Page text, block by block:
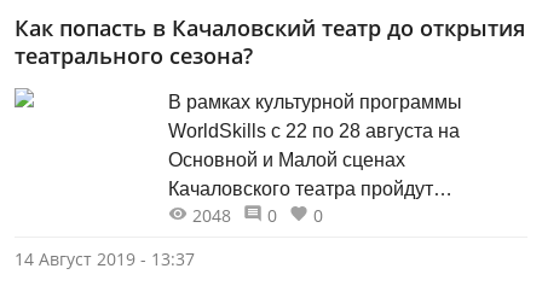
Как попасть в Качаловский театр до открытия
театрального сезона?
В рамках культурной программы
WorldSkills с 22 по 28 августа на
Основной и Малой сценах
Качаловского театра пройдут
спектакли.
2048 0
0
14 Август 2019 - 13:37